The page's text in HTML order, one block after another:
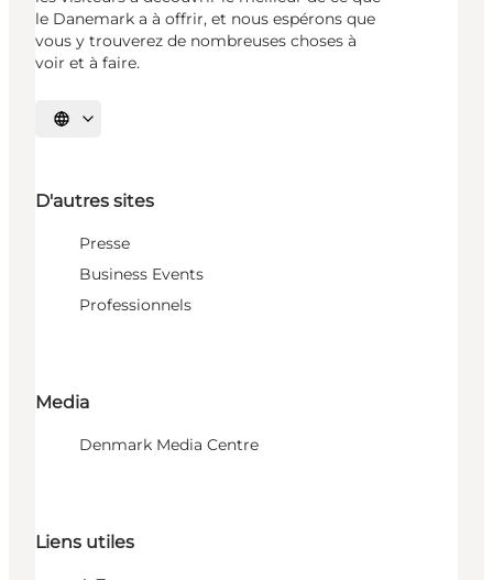
le Danemark a à offrir, et nous espérons que
vous y trouverez de nombreuses choses à
voir et à faire.
Choisissez la langue
D'autres sites
Presse
Business Events
Professionnels
Media
Denmark Media Centre
Liens utiles